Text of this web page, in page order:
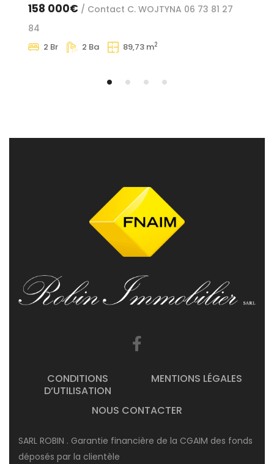
158 000€ / Contact C. WOJTYNA 06 73 81 27
84
2 Br 2 Ba 89,73 m2
CONDITIONS
D’UTILISATION
MENTIONS LÉGALES
NOUS CONTACTER
SARL ROBIN . Garantie financière de la CGAIM des fonds
déposés par la clientèle